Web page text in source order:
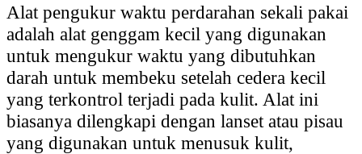
Alat pengukur waktu perdarahan sekali pakai
adalah alat genggam kecil yang digunakan
untuk mengukur waktu yang dibutuhkan
darah untuk membeku setelah cedera kecil
yang terkontrol terjadi pada kulit. Alat ini
biasanya dilengkapi dengan lanset atau pisau
yang digunakan untuk menusuk kulit,